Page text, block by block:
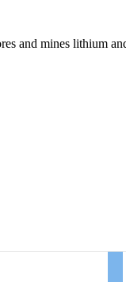
and mines lithium